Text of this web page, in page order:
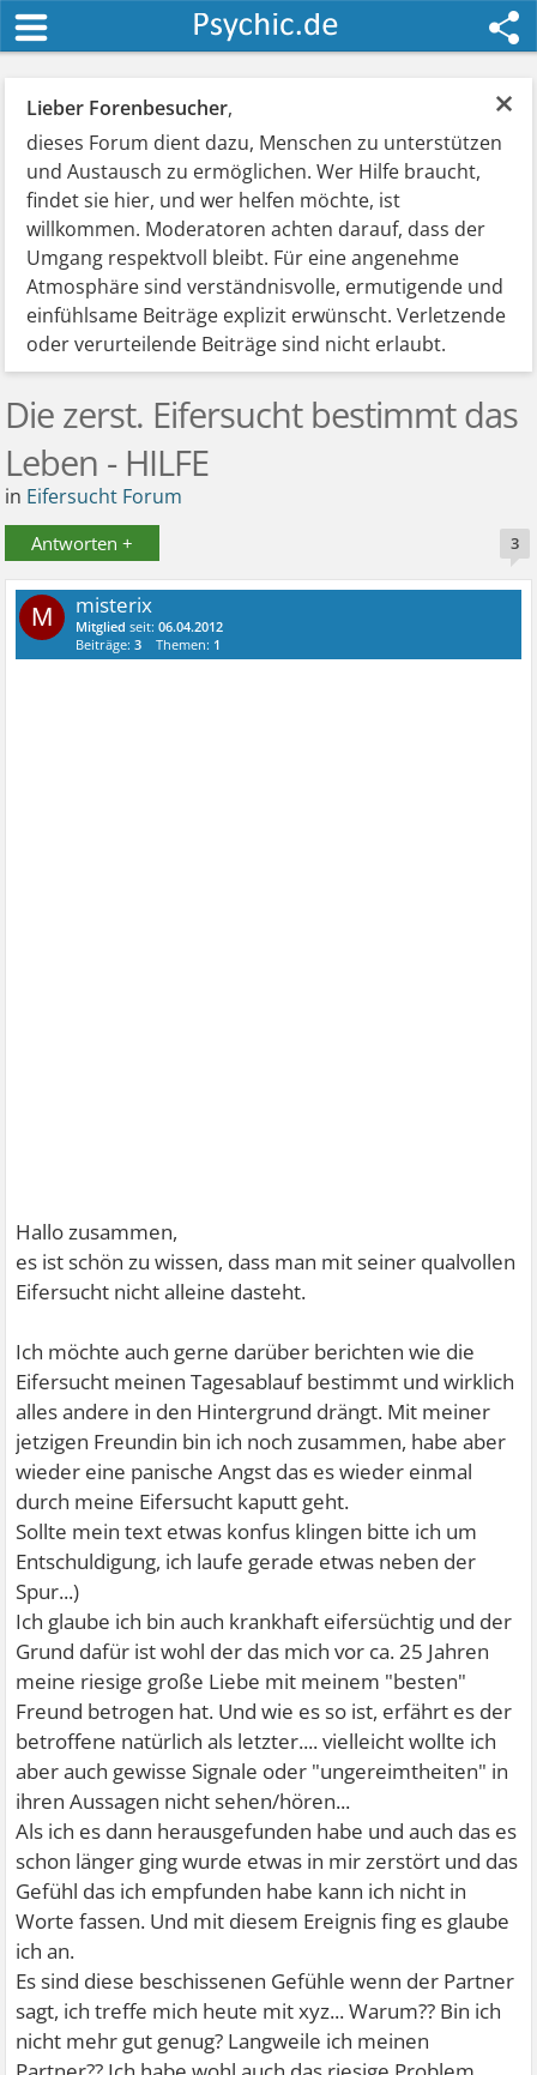
×
Lieber Forenbesucher,
dieses Forum dient dazu, Menschen zu unterstützen
und Austausch zu ermöglichen. Wer Hilfe braucht,
findet sie hier, und wer helfen möchte, ist
willkommen. Moderatoren achten darauf, dass der
Umgang respektvoll bleibt. Für eine angenehme
Atmosphäre sind verständnisvolle, ermutigende und
einfühlsame Beiträge explizit erwünscht. Verletzende
oder verurteilende Beiträge sind nicht erlaubt.
Die zerst. Eifersucht bestimmt das
Leben - HILFE
in Eifersucht Forum
Antworten + 3
M misterix
Mitglied seit:06.04.2012
Beiträge:3 Themen: 1
Hallo zusammen,
es ist schön zu wissen, dass man mit seiner qualvollen
Eifersucht nicht alleine dasteht.
Ich möchte auch gerne darüber berichten wie die
Eifersucht meinen Tagesablauf bestimmt und wirklich
alles andere in den Hintergrund drängt. Mit meiner
jetzigen Freundin bin ich noch zusammen, habe aber
wieder eine panische Angst das es wieder einmal
durch meine Eifersucht kaputt geht.
Sollte mein text etwas konfus klingen bitte ich um
Entschuldigung, ich laufe gerade etwas neben der
Spur...)
Ich glaube ich bin auch krankhaft eifersüchtig und der
Grund dafür ist wohl der das mich vor ca. 25 Jahren
meine riesige große Liebe mit meinem "besten"
Freund betrogen hat. Und wie es so ist, erfährt es der
betroffene natürlich als letzter.... vielleicht wollte ich
aber auch gewisse Signale oder "ungereimtheiten" in
ihren Aussagen nicht sehen/hören...
Als ich es dann herausgefunden habe und auch das es
schon länger ging wurde etwas in mir zerstört und das
Gefühl das ich empfunden habe kann ich nicht in
Worte fassen. Und mit diesem Ereignis fing es glaube
ich an.
Es sind diese beschissenen Gefühle wenn der Partner
sagt, ich treffe mich heute mit xyz... Warum?? Bin ich
nicht mehr gut genug? Langweile ich meinen